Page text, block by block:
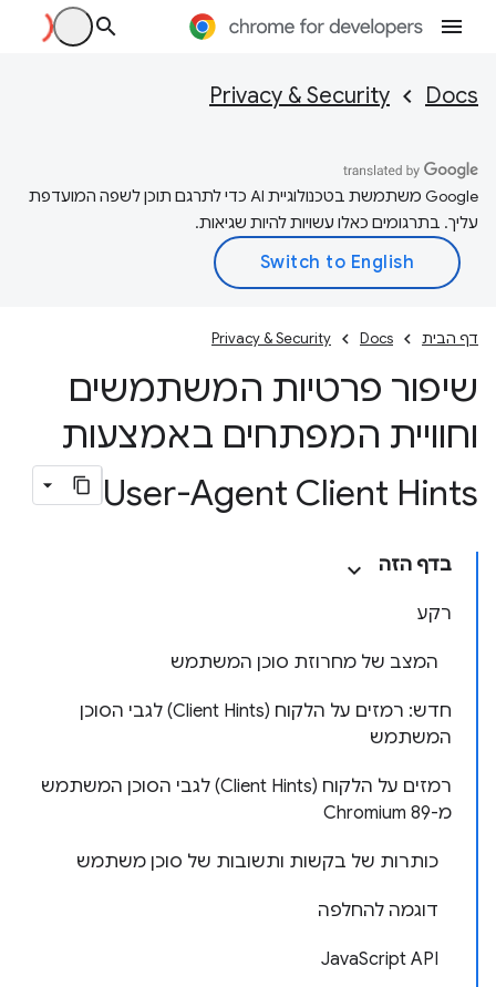
Docs
Privacy & Security
‫Google משתמשת בטכנולוגיית AI כדי לתרגם תוכן לשפה המועדפת
עליך. בתרגומים כאלו עשויות להיות שגיאות.
דף הבית Docs
Privacy & Security
שיפור פרטיות המשתמשים
וחוויית המפתחים באמצעות
User-Agent Client Hints
בדף הזה
רקע
המצב של מחרוזת סוכן המשתמש
חדש: רמזים על הלקוח (Client Hints) לגבי הסוכן
המשתמש
רמזים על הלקוח (Client Hints) לגבי הסוכן המשתמש
מ-Chromium 89
כותרות של בקשות ותשובות של סוכן משתמש
דוגמה להחלפה
JavaScript API